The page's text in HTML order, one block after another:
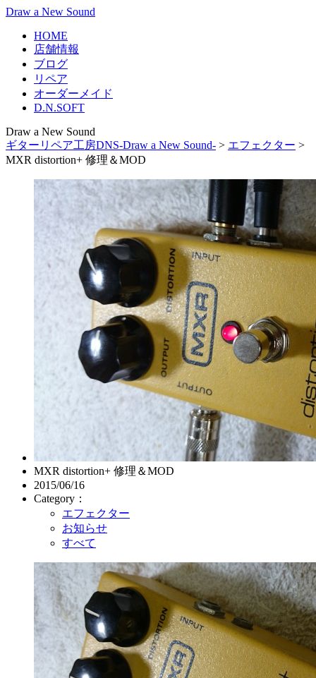
Draw a New Sound
HOME
店舗情報
ブログ
リペア
オーダーメイド
D.N.SOFT
Draw a New Sound
ギターリペア工房DNS-Draw a New Sound- > エフェクター >
MXR distortion+ 修理＆MOD
MXR distortion+ 修理＆MOD
2015/06/16
Category：
エフェクター
お知らせ
すべて